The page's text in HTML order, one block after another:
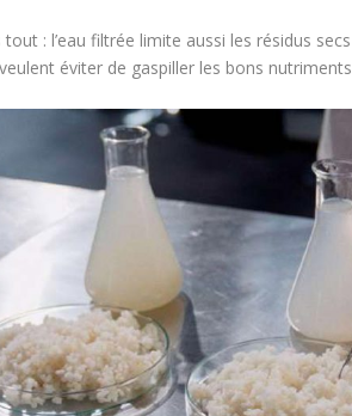
tout : l’eau filtrée limite aussi les résidus
éviter de gaspiller les bons nutriments